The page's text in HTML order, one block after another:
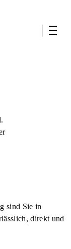
sind Sie in
direkt und